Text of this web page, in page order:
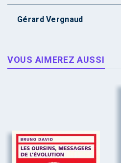
Gérard Vergnaud
VOUS AIMEREZ AUSSI